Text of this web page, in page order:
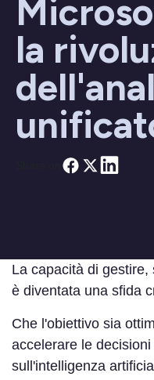
la
La capacità di
è diventata una sfida
Che l'obiettivo sia
accelerare le
sull'intelligenza